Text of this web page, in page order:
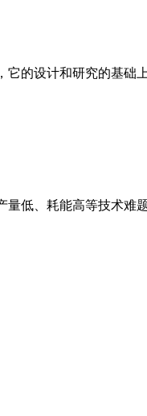
的设计和研究的基
低、耗能高等技术